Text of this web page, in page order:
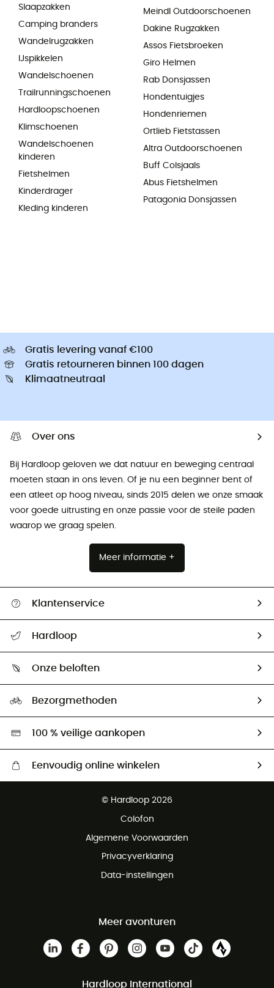
Slaapzakken
Camping branders
Wandelrugzakken
IJspikkelen
Wandelschoenen
Trailrunningschoenen
Hardloopschoenen
Klimschoenen
Wandelschoenen
kinderen
Fietshelmen
Kinderdrager
Kleding kinderen
Meindl Outdoorschoenen
Dakine Rugzakken
Assos Fietsbroeken
Giro Helmen
Rab Donsjassen
Hondentuigjes
Hondenriemen
Ortlieb Fietstassen
Altra Outdoorschoenen
Buff Colsjaals
Abus Fietshelmen
Patagonia Donsjassen
Gratis levering vanaf €100
Gratis retourneren binnen 100 dagen
Klimaatneutraal
Over ons
Bij Hardloop geloven we dat natuur en beweging centraal
moeten staan ​​in ons leven. Of je nu een beginner bent of
een atleet op hoog niveau, sinds 2015 delen we onze smaak
voor goede uitrusting en onze passie voor de steile paden
waarop we graag spelen.
Meer informatie +
Klantenservice
Mijn zending volgen
Retourzendingen & Terugbetalingen
Hardloop
Ambassadeurs
Onze beloften
Hardgreen
Bezorgmethoden
100 % veilige aankopen
Eenvoudig online winkelen
Gratis retourneren binnen 100 dagen
© Hardloop 2026
Colofon
Algemene Voorwaarden
Privacyverklaring
Data-instellingen
Meer avonturen
Hardloop International